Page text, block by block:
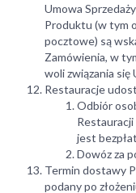
Umowa
Produktu (w tym
pocztowe) są
Zamówienia, w
woli związania się
Restauracje
Odbiór
jest
Dowóz za
Termin dostawy
podany po